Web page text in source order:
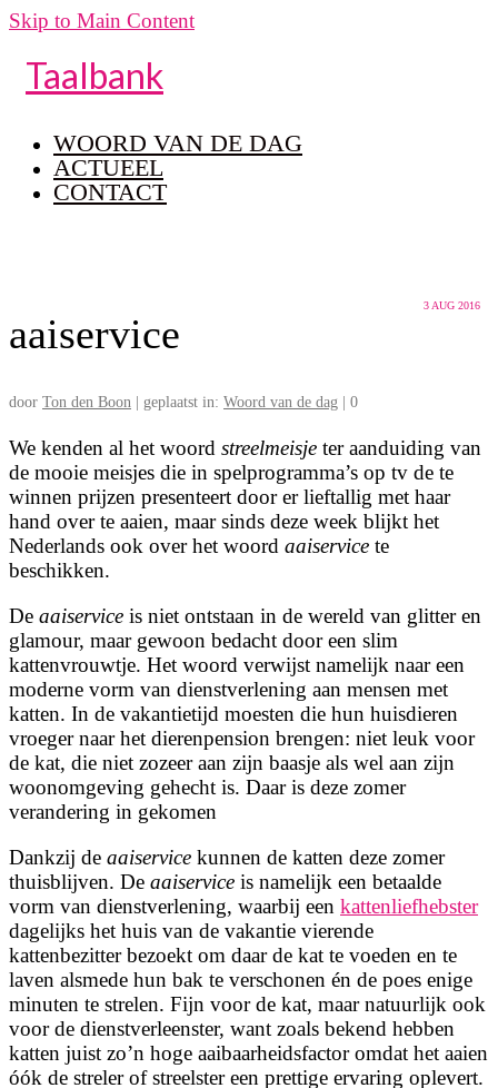
Skip to Main Content
Taalbank
WOORD VAN DE DAG
ACTUEEL
CONTACT
3 AUG 2016
aaiservice
door Ton den Boon geplaatst in: Woord van de dag 0
We kenden al het woord streelmeisje ter aanduiding van
de mooie meisjes die in spelprogramma’s op tv de te
winnen prijzen presenteert door er lieftallig met haar
hand over te aaien, maar sinds deze week blijkt het
Nederlands ook over het woord aaiservice te
beschikken.
De aaiservice is niet ontstaan in de wereld van glitter en
glamour, maar gewoon bedacht door een slim
kattenvrouwtje. Het woord verwijst namelijk naar een
moderne vorm van dienstverlening aan mensen met
katten. In de vakantietijd moesten die hun huisdieren
vroeger naar het dierenpension brengen: niet leuk voor
de kat, die niet zozeer aan zijn baasje als wel aan zijn
woonomgeving gehecht is. Daar is deze zomer
verandering in gekomen
Dankzij de aaiservice kunnen de katten deze zomer
thuisblijven. De aaiservice is namelijk een betaalde
vorm van dienstverlening, waarbij een kattenliefhebster
dagelijks het huis van de vakantie vierende
kattenbezitter bezoekt om daar de kat te voeden en te
laven alsmede hun bak te verschonen én de poes enige
minuten te strelen. Fijn voor de kat, maar natuurlijk ook
voor de dienstverleenster, want zoals bekend hebben
katten juist zo’n hoge aaibaarheidsfactor omdat het aaien
óók de streler of streelster een prettige ervaring oplevert.